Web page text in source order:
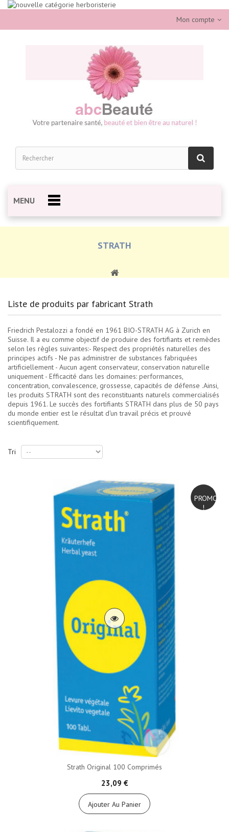
Mon compte
MENU
STRATH
Liste de produits par fabricant Strath
Friedrich Pestalozzi a fondé en 1961 BIO-STRATH AG à Zurich en
Suisse. Il a eu comme objectif de produire des fortifiants et remèdes
selon les règles suivantes:- Respect des propriétés naturelles des
principes actifs - Ne pas administrer de substances fabriquées
artificiellement - Aucun agent conservateur, conservation naturelle
uniquement - Efficacité dans les domaines: performances,
concentration, convalescence, grossesse, capacités de défense .Ainsi,
les produits STRATH sont des reconstituants naturels commercialisés
depuis 1961. Le succès des fortifiants STRATH dans plus de 50 pays
du monde entier est le résultat d'un travail précis et prouvé
scientifiquement.
Tri
PROMO
!
Strath Original 100 Comprimés
23,09 €
Ajouter Au Panier